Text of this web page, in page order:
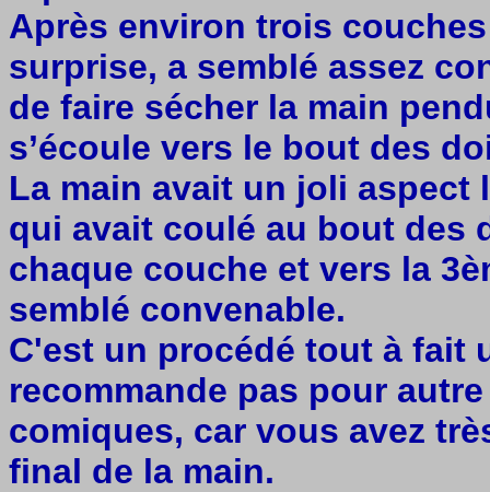
Après environ trois
surprise, a semblé assez
de faire sécher la main
s’écoule vers le bout des
La main avait un joli aspect
qui avait coulé au bout des
chaque couche et vers la
semblé convenable.
C'est un procédé tout à fait
recommande pas pour
comiques, car vous avez
final de la main.